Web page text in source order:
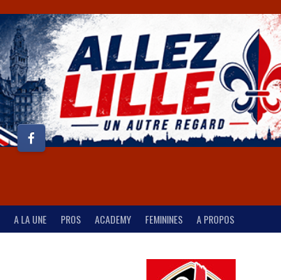
A LA UNE PROS ACADEMY FEMININES A PROPOS